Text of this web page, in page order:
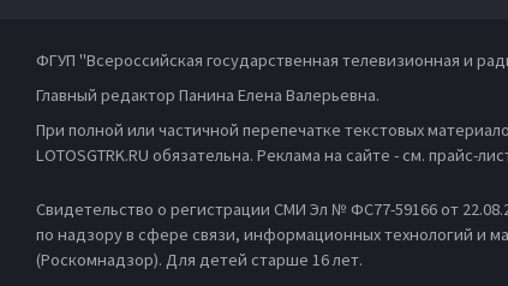
ФГУП "Всероссийская государственная телевизионная и
Главный редактор Панина Елена Валерьевна.
При полной или частичной перепечатке текстовых
LOTOSGTRK.RU обязательна. Реклама на сайте - см. прайс-
Свидетельство о регистрации СМИ Эл № ФС77-59166 от
по надзору в сфере связи, информационных технологий и
(Роскомнадзор). Для детей старше 16 лет.